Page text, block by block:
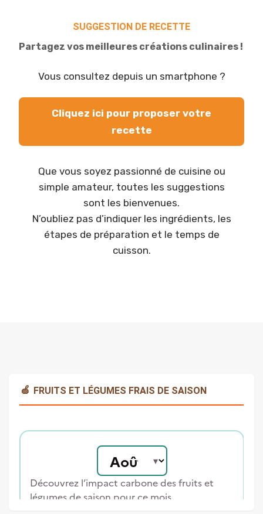
SUGGESTION DE RECETTE
Partagez vos meilleures créations culinaires !
Vous consultez depuis un smartphone ?
Cliquez ici pour proposer votre
recette
Que vous soyez passionné de cuisine ou
simple amateur, toutes les suggestions
sont les bienvenues.
N’oubliez pas d’indiquer les ingrédients, les
étapes de préparation et le temps de
cuisson.
🍏 FRUITS ET LÉGUMES FRAIS DE SAISON